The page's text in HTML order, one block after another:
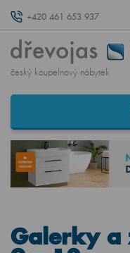
+420 461 653 937
český koupelnový nábytek
Galerky a